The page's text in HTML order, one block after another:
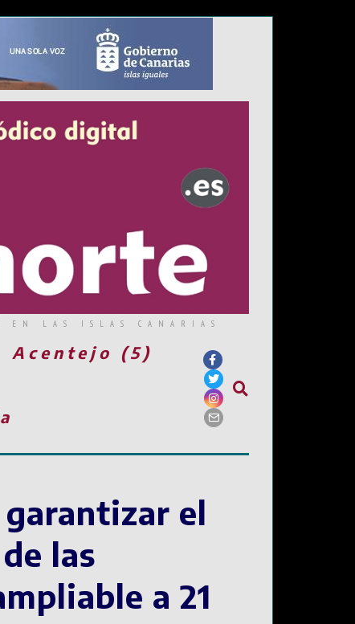
EN LAS ISLAS CANARIAS
Acentejo (5)
el
las
a 21